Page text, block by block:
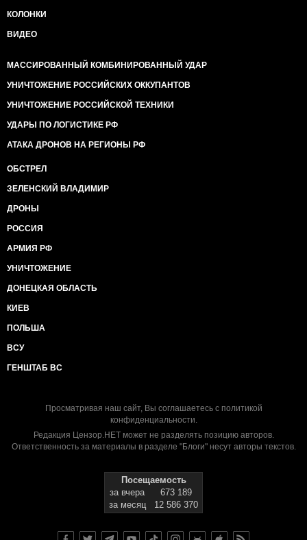
КОЛОНКИ
ВИДЕО
МАССИРОВАННЫЙ КОМБИНИРОВАННЫЙ УДАР
УНИЧТОЖЕНИЕ РОССИЙСКИХ ОККУПАНТОВ
УНИЧТОЖЕНИЕ РОССИЙСКОЙ ТЕХНИКИ
УДАРЫ ПО ЛОГИСТИКЕ РФ
АТАКА ДРОНОВ НА РЕГИОНЫ РФ
ОБСТРЕЛ
ЗЕЛЕНСКИЙ ВЛАДИМИР
ДРОНЫ
РОССИЯ
АРМИЯ РФ
УНИЧТОЖЕНИЕ
ДОНЕЦКАЯ ОБЛАСТЬ
КИЕВ
ПОЛЬША
ВСУ
ГЕНШТАБ ВС
Просматривая наш сайт, Вы соглашаетесь с политикой
конфиденциальности.
Редакция Цензор.НЕТ может не разделять позицию авторов.
Ответственность за материалы в разделе "Блоги" несут авторы текстов.
Посещаемость
за вчера
673 189
за месяц
12 586 370